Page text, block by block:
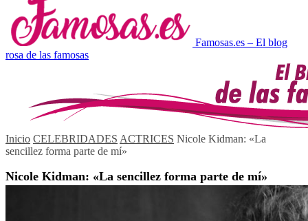
Famosas.es – El blog
rosa de las famosas
Inicio CELEBRIDADES ACTRICES Nicole Kidman: «La
sencillez forma parte de mí»
Nicole Kidman: «La sencillez forma parte de mí»